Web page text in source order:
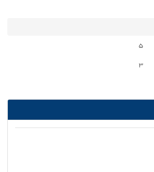
5
3